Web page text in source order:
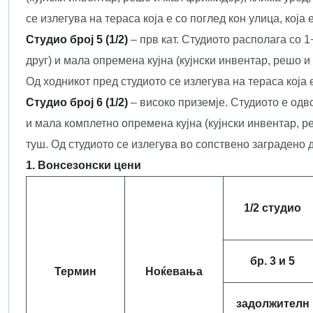
се излегува на тераса која е со поглед кон улица,
Студио број 5 (1/2) – прв кат. Студиото располага со
друг) и мала опремена кујна (кујнски инвентар,
Од ходникот пред студиото се излегува на тераса
Студио број 6 (1/2) – високо приземје. Студиото е
и мала комплетно опремена кујна (кујнски
туш. Од студиото се излегува во сопствено
1. Вонсезонски цени
Термин Ноќевања
1/2 студио
бр. 3 и 5
задолжителн